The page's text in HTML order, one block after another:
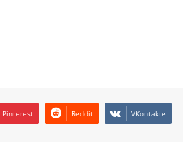
Pinterest Reddit VKontakte